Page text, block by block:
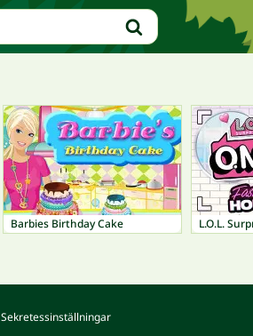
Barbies Birthday Cake
Sekretessinställningar